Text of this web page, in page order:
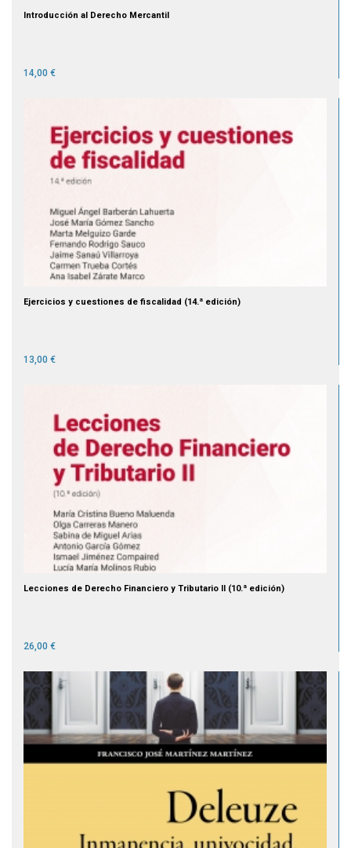
Introducción al Derecho Mercantil
14,00 €
Ejercicios y cuestiones de fiscalidad (14.ª edición)
13,00 €
Lecciones de Derecho Financiero y Tributario II (10.ª edición)
26,00 €